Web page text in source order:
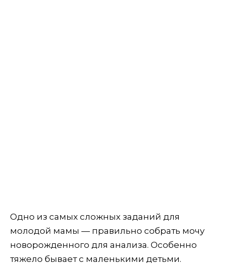
Одно из самых сложных заданий для
молодой мамы — правильно собрать мочу
новорожденного для анализа. Особенно
тяжело бывает с маленькими детьми.